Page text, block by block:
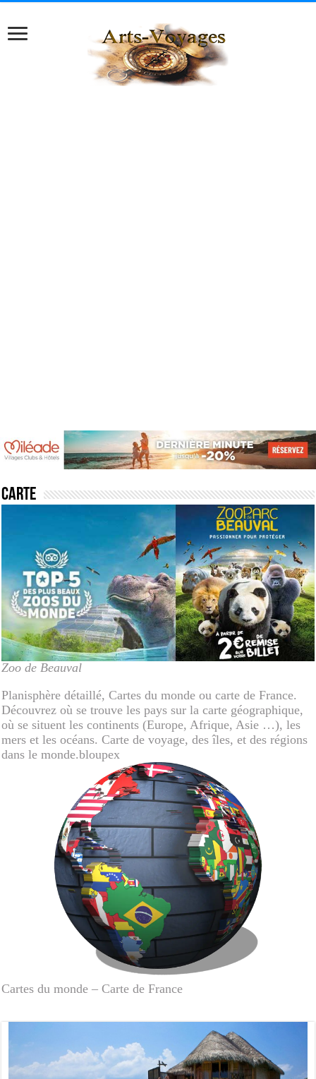
Carte
Zoo de Beauval
Planisphère détaillé, Cartes du monde ou carte de France.
Découvrez où se trouve les pays sur la carte géographique,
où se situent les continents (Europe, Afrique, Asie …), les
mers et les océans. Carte de voyage, des îles, et des régions
dans le monde.bloupex
Cartes du monde – Carte de France